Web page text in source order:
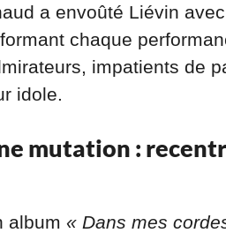
a envoûté Liévin
chaque
impatients de
idole.
mutation :
album « Dans mes